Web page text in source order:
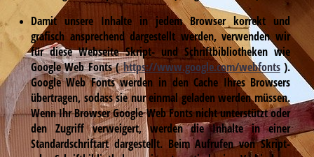
Damit unsere Inhalte in jedem Browser korrekt und
grafisch ansprechend dargestellt werden, verwenden wir
für diese Webseite Skript- und Schriftbibliotheken wie
Google Web Fonts (https://www.google.com/webfonts).
Google Web Fonts werden in den Cache Ihres Browsers
übertragen, sodass sie nur einmal geladen werden müssen.
Wenn Ihr Browser Google Web Fonts nicht unterstützt oder
den Zugriff verweigert, werden die Inhalte in einer
Standardschriftart dargestellt. Beim Aufrufen von Skript-